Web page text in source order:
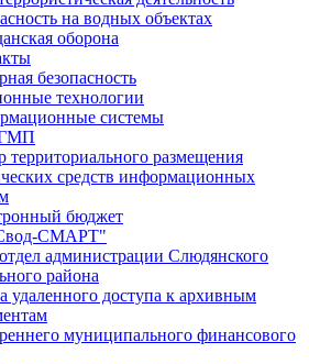
на водных объектах
оборона
безопасность
технологии
системы
территориального размещения
средств информационных
бюджет
СМАРТ"
администрации Слюдянского
района
удаленного доступа к архивным
муниципального финансового